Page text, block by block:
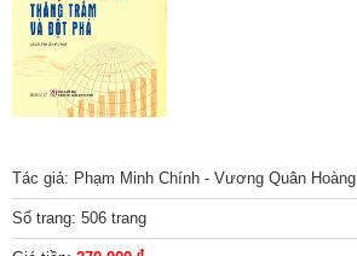
Tác giả: Phạm Minh Chính - Vương Quân Hoàng
Số trang: 506 trang
đ